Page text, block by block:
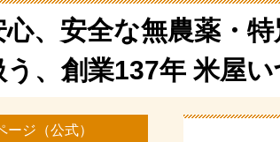
、安全な無農薬・
、創業137年 米屋
ージ（公式）